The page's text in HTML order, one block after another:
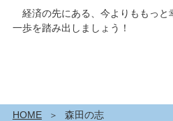
経済の先にある、今よりももっ
一歩を踏み出しましょう！
HOME 森田の志